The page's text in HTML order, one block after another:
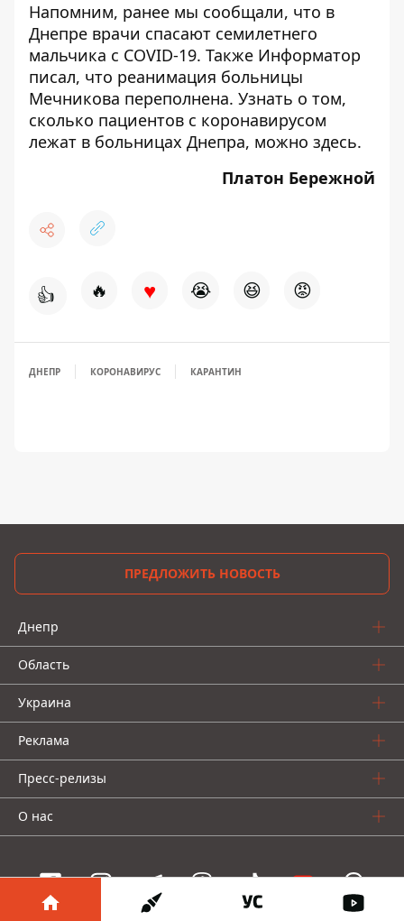
Напомним, ранее мы сообщали, что в
Днепре врачи спасают семилетнего
мальчика с COVID-19. Также Информатор
писал, что реанимация больницы
Мечникова переполнена. Узнать о том,
сколько пациентов с коронавирусом
лежат в больницах Днепра, можно здесь.
Платон Бережной
👍 🔥 ♥ 😭 😆 😡
ДНЕПР КОРОНАВИРУС КАРАНТИН
ПРЕДЛОЖИТЬ НОВОСТЬ
Днепр
Область
Украина
Реклама
Пресс-релизы
О нас